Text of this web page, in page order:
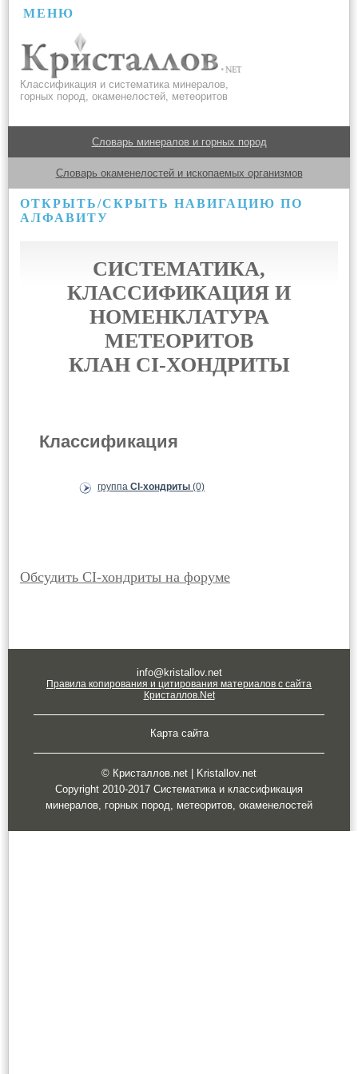
МЕНЮ
Классификация и систематика минералов,
горных пород, окаменелостей, метеоритов
Словарь минералов и горных пород
Словарь окаменелостей и ископаемых организмов
ОТКРЫТЬ/СКРЫТЬ НАВИГАЦИЮ ПО
АЛФАВИТУ
СИСТЕМАТИКА,
КЛАССИФИКАЦИЯ И
НОМЕНКЛАТУРА
МЕТЕОРИТОВ
КЛАН CI-ХОНДРИТЫ
Классификация
группа CI-хондриты (0)
Обсудить CI-хондриты на форуме
info@kristallov.net
Правила копирования и цитирования материалов с сайта
Кристаллов.Net
Карта сайта
© Кристаллов.net | Kristallov.net
Copyright 2010-2017 Систематика и классификация
минералов, горных пород, метеоритов, окаменелостей